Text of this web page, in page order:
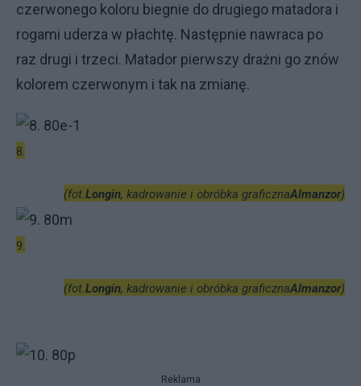
czerwonego koloru biegnie do drugiego matadora i
rogami uderza w płachtę. Następnie nawraca po
raz drugi i trzeci. Matador pierwszy drażni go znów
kolorem czerwonym i tak na zmianę.
8.
(fot.Longin, kadrowanie i obróbka graficznaAlmanzor)
9.
(fot.Longin, kadrowanie i obróbka graficznaAlmanzor)
Reklama